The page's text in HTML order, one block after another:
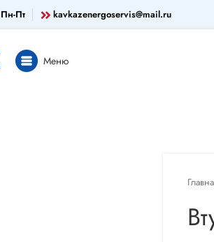
Пт kavkazenergoservis@mail.ru
Меню